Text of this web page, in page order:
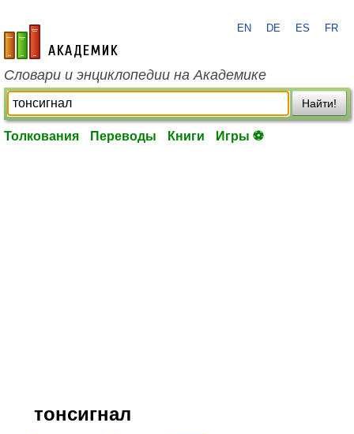
academic.ru
EN DE ES FR
Словари и энциклопедии на Академике
Найти!
Толкования Переводы Книги Игры ⚽
тонсигнал